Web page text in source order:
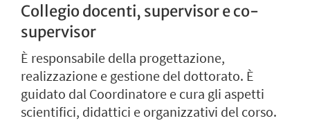
Collegio docenti, supervisor e co-
supervisor
È responsabile della progettazione,
realizzazione e gestione del dottorato. È
guidato dal Coordinatore e cura gli aspetti
scientifici, didattici e organizzativi del corso.